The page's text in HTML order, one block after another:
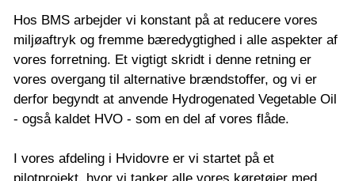
Hos BMS arbejder vi konstant på at reducere vores
miljøaftryk og fremme bæredygtighed i alle aspekter af
vores forretning. Et vigtigt skridt i denne retning er
vores overgang til alternative brændstoffer, og vi er
derfor begyndt at anvende Hydrogenated Vegetable Oil
- også kaldet HVO - som en del af vores flåde.
I vores afdeling i Hvidovre er vi startet på et